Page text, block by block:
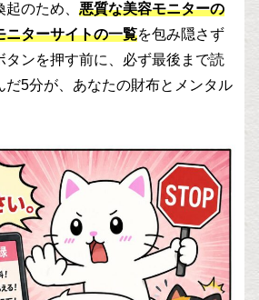
のため、 悪質な美容モニターの
ニターサイトの一覧を包み隠さず
タンを押す前に、必ず最後まで読
だ5分が、あなたの財布とメンタル